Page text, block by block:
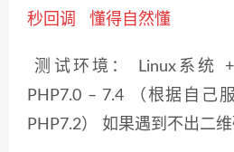
秒回调
懂得自然懂
测试环境： Linux系统 +
PHP7.0 – 7.4 （根据自己
PHP7.2） 如果遇到不出二